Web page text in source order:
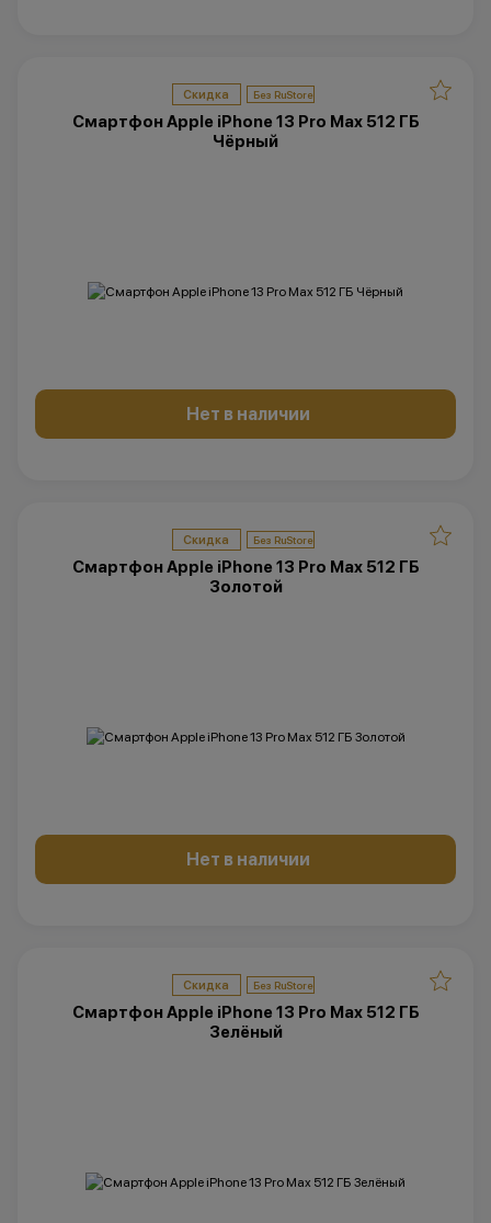
Скидка
Смартфон Apple iPhone 13 Pro Max 512 ГБ
Чёрный
Нет в наличии
Скидка
Смартфон Apple iPhone 13 Pro Max 512 ГБ
Золотой
Нет в наличии
Скидка
Смартфон Apple iPhone 13 Pro Max 512 ГБ
Зелёный